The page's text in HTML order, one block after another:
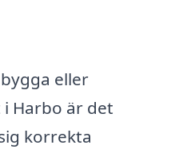
eller
Harbo är det
korrekta